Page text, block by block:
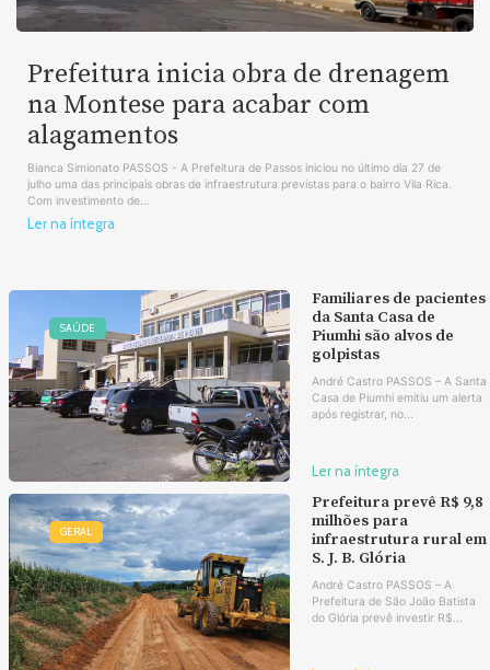
Prefeitura inicia obra de drenagem
na Montese para acabar com
alagamentos
Bianca Simionato PASSOS - A Prefeitura de Passos iniciou no último dia 27 de
julho uma das principais obras de infraestrutura previstas para o bairro Vila Rica.
Com investimento de...
Ler na íntegra
SAÚDE
Familiares de pacientes
da Santa Casa de
Piumhi são alvos de
golpistas
André Castro PASSOS – A Santa
Casa de Piumhi emitiu um alerta
após registrar, no...
Ler na íntegra
GERAL
Prefeitura prevê R$ 9,8
milhões para
infraestrutura rural em
S. J. B. Glória
André Castro PASSOS – A
Prefeitura de São João Batista
do Glória prevê investir R$...